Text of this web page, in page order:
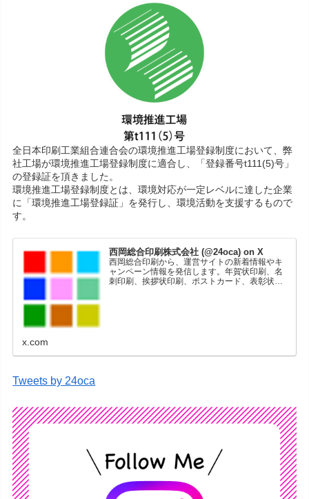
全日本印刷工業組合連合会の環境推進工場登録制度において、弊
社工場が環境推進工場登録制度に適合し、「登録番号t111(5)号」
の登録証を頂きました。
環境推進工場登録制度とは、環境対応が一定レベルに達した企業
に「環境推進工場登録証」を発行し、環境活動を支援するもので
す。
西岡総合印刷株式会社 (@24oca) on X
西岡総合印刷から、運営サイトの新着情報やキ
ャンペーン情報を発信します。年賀状印刷、名
刺印刷、挨拶状印刷、ポストカード、表彰状印
x.com
Tweets by 24oca